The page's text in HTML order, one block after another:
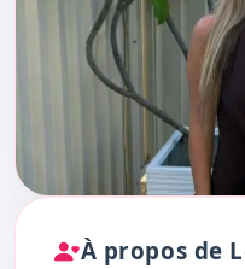
À propos de